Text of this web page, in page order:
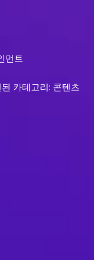
먼트
카테고리: 콘텐츠